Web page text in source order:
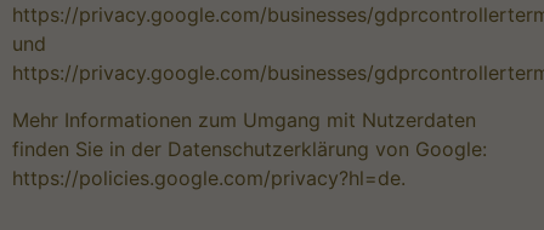
https://privacy.google.com/businesses/
und
https://privacy.google.com/businesses/
Mehr Informationen zum Umgang mit Nutzerdaten
finden Sie in der Datenschutzerklärung von Google:
https://policies.google.com/privacy?hl=de.